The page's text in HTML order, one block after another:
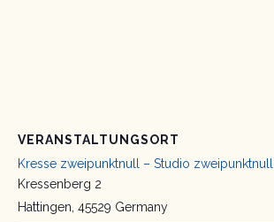
VERANSTALTUNGSORT
Kresse zweipunktnull – Studio zweipunktnull
Kressenberg 2
Hattingen, 45529 Germany